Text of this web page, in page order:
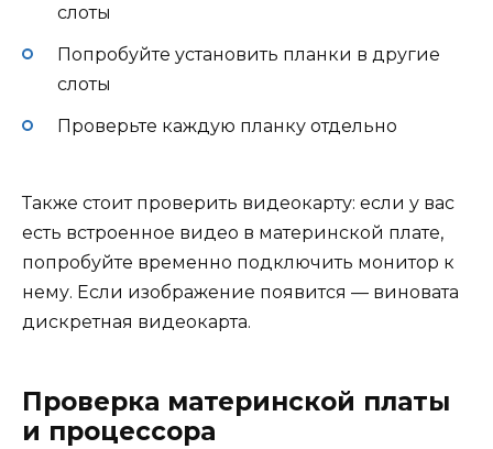
слоты
Попробуйте установить планки в другие
слоты
Проверьте каждую планку отдельно
Также стоит проверить видеокарту: если у вас
есть встроенное видео в материнской плате,
попробуйте временно подключить монитор к
нему. Если изображение появится — виновата
дискретная видеокарта.
Проверка материнской платы
и процессора